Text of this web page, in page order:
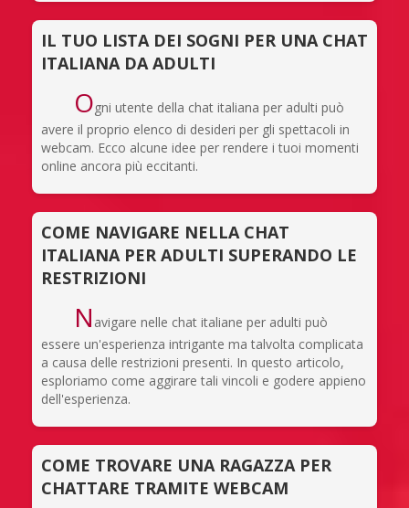
IL TUO LISTA DEI SOGNI PER UNA CHAT
ITALIANA DA ADULTI
Ogni utente della chat italiana per adulti può
avere il proprio elenco di desideri per gli spettacoli in
webcam. Ecco alcune idee per rendere i tuoi momenti
online ancora più eccitanti.
COME NAVIGARE NELLA CHAT
ITALIANA PER ADULTI SUPERANDO LE
RESTRIZIONI
N avigare nelle chat italiane per adulti può
essere un'esperienza intrigante ma talvolta complicata
a causa delle restrizioni presenti. In questo articolo,
esploriamo come aggirare tali vincoli e godere appieno
dell'esperienza.
COME TROVARE UNA RAGAZZA PER
CHATTARE TRAMITE WEBCAM